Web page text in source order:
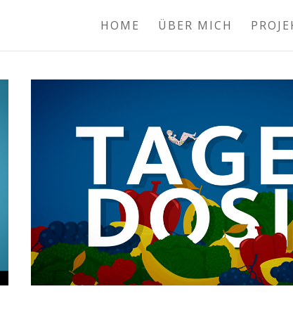
HOME ÜBER MICH